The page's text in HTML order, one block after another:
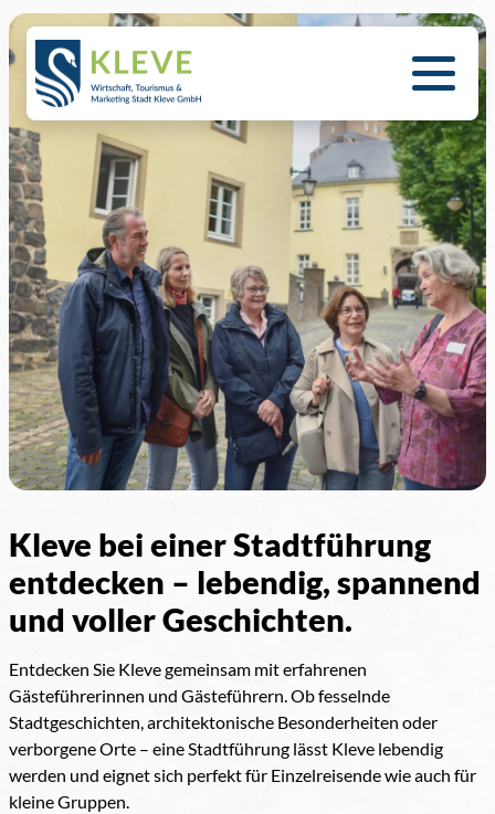
Kleve bei einer Stadtführung
entdecken – lebendig, spannend
und voller Geschichten.
Entdecken Sie Kleve gemeinsam mit erfahrenen
Gästeführerinnen und Gästeführern. Ob fesselnde
Stadtgeschichten, architektonische Besonderheiten oder
verborgene Orte – eine Stadtführung lässt Kleve lebendig
werden und eignet sich perfekt für Einzelreisende wie auch für
kleine Gruppen.